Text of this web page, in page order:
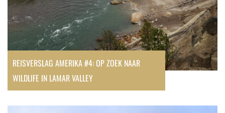
REISVERSLAG AMERIKA #4: OP ZOEK NAAR
WILDLIFE IN LAMAR VALLEY